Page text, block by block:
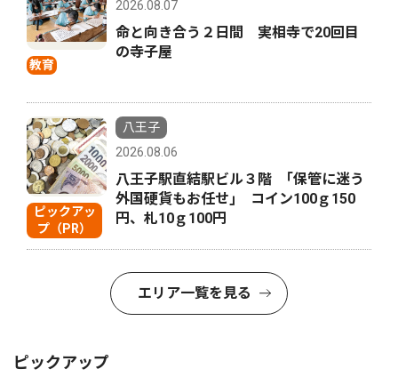
教育
2026.08.07
命と向き合う２日間 実相寺で20回目
の寺子屋
ピックアッ
プ（PR）
八王子
2026.08.06
八王子駅直結駅ビル３階 ｢保管に迷う
外国硬貨もお任せ｣ コイン100ｇ150
円、札10ｇ100円
エリア一覧を見る
ピックアップ